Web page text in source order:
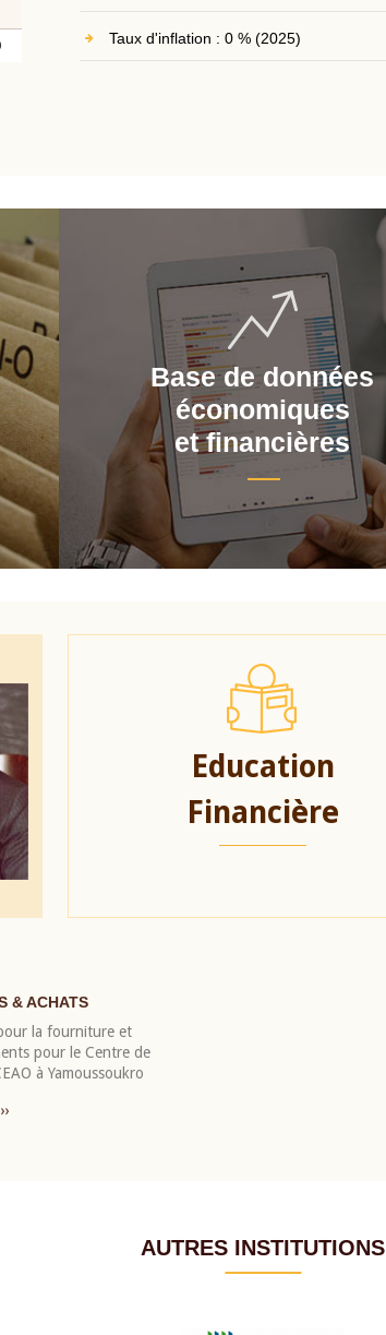
Taux d'inflation : 0 % (2025)
Base de données
économiques
et financières
Education
Financière
& ACHATS
la fourniture et
pour le Centre de
à Yamoussoukro
AUTRES INSTITUTIONS